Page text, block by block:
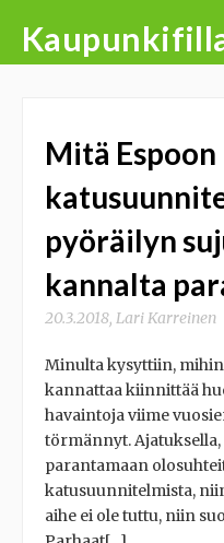
Mitä Espoon
pyöräilyn
kannalta
20.3.2018, Lari Karreinen
Minulta kysyttiin,
kannattaa kiinnittää
havaintoja viime
törmännyt. Ajatuksella,
parantamaan
katusuunnitelmista,
aihe ei ole tuttu, niin